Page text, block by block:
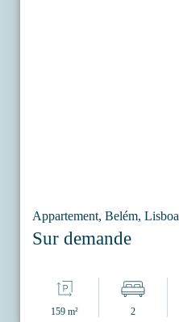
Appartement, Belém, Lisboa
Sur demande
159 m² 2